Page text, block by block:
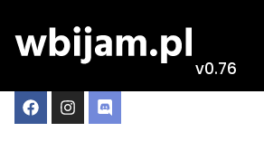
v0.76